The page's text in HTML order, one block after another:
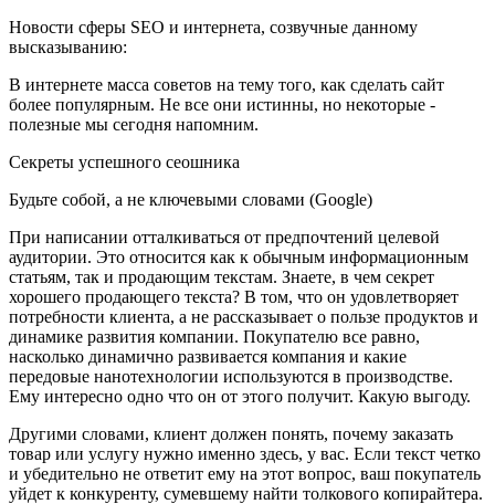
Новости сферы SEO и интернета, созвучные данному
высказыванию:
В интернете масса советов на тему того, как сделать сайт
более популярным. Не все они истинны, но некоторые -
полезные мы сегодня напомним.
Секреты успешного сеошника
Будьте собой, а не ключевыми словами (Google)
При написании отталкиваться от предпочтений целевой
аудитории. Это относится как к обычным информационным
статьям, так и продающим текстам. Знаете, в чем секрет
хорошего продающего текста? В том, что он удовлетворяет
потребности клиента, а не рассказывает о пользе продуктов и
динамике развития компании. Покупателю все равно,
насколько динамично развивается компания и какие
передовые нанотехнологии используются в производстве.
Ему интересно одно что он от этого получит. Какую выгоду.
Другими словами, клиент должен понять, почему заказать
товар или услугу нужно именно здесь, у вас. Если текст четко
и убедительно не ответит ему на этот вопрос, ваш покупатель
уйдет к конкуренту, сумевшему найти толкового копирайтера.